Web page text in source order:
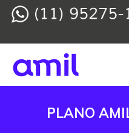
Skip
PLANO